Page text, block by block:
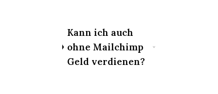
Kann ich auch
ohne Mailchimp
Geld verdienen?